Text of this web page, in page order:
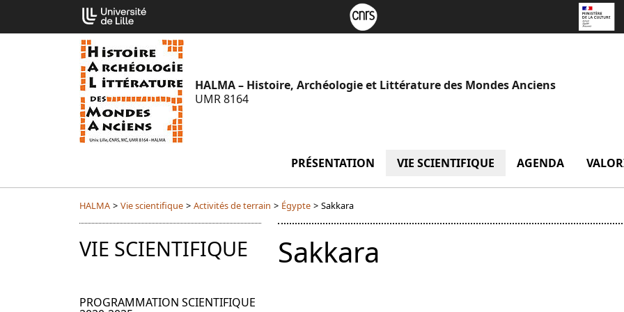
contenu
HALMA – Histoire, Archéologie et Littérature des Mondes Anciens
UMR 8164
PRÉSENTATION menu Présentation
VIE SCIENTIFIQUE menu Vie scientifique
AGENDA
HALMA > Vie scientifique > Activités de terrain > Égypte > Sakkara
VIE SCIENTIFIQUE
PROGRAMMATION SCIENTIFIQUE
Sakkara
Cookies management panel